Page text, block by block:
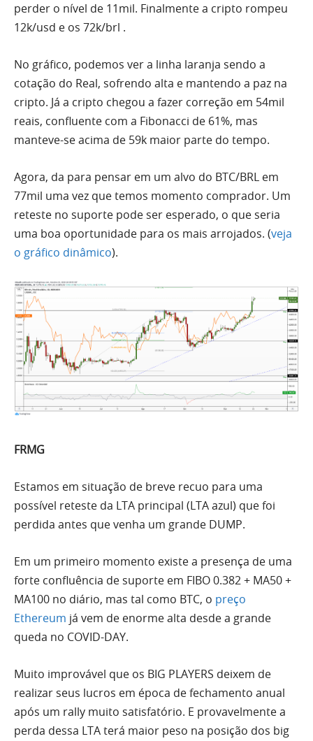
perder o nível de 11mil. Finalmente a cripto rompeu
12k/usd e os 72k/brl .
No gráfico, podemos ver a linha laranja sendo a
cotação do Real, sofrendo alta e mantendo a paz na
cripto. Já a cripto chegou a fazer correção em 54mil
reais, confluente com a Fibonacci de 61%, mas
manteve-se acima de 59k maior parte do tempo.
Agora, da para pensar em um alvo do BTC/BRL em
77mil uma vez que temos momento comprador. Um
reteste no suporte pode ser esperado, o que seria
uma boa oportunidade para os mais arrojados. (veja
o gráfico dinâmico).
FRMG
Estamos em situação de breve recuo para uma
possível reteste da LTA principal (LTA azul) que foi
perdida antes que venha um grande DUMP.
Em um primeiro momento existe a presença de uma
forte confluência de suporte em FIBO 0.382 + MA50 +
MA100 no diário, mas tal como BTC, o preço
Ethereum já vem de enorme alta desde a grande
queda no COVID-DAY.
Muito improvável que os BIG PLAYERS deixem de
realizar seus lucros em época de fechamento anual
após um rally muito satisfatório. E provavelmente a
perda dessa LTA terá maior peso na posição dos big